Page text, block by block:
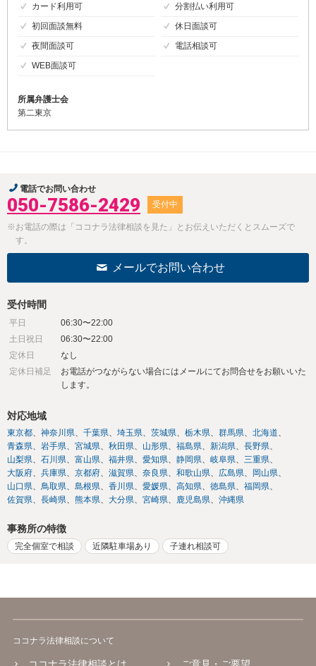
カード利用可
分割払い利用可
初回面談無料
休日面談可
夜間面談可
電話相談可
WEB面談可
所属弁護士会
第二東京
電話でお問い合わせ
050-7586-2429 受付中
※お電話の際は「ココナラ法律相談を見た」とお伝えいただくとスムーズで
す。
メールでお問い合わせ
受付時間
平日
06:30〜22:00
土日祝日
06:30〜22:00
定休日
なし
定休日補足
お電話がつながらない場合にはメールにてお問合せをお願いいた
します。
対応地域
東京都 神奈川県 千葉県 埼玉県 茨城県 栃木県 群馬県
北海道
青森県
岩手県 宮城県 秋田県 山形県 福島県 新潟県
長野県
山梨県
石川県 富山県 福井県 愛知県 静岡県 岐阜県
三重県
大阪府
兵庫県 京都府 滋賀県 奈良県 和歌山県 広島県
岡山県
山口県
鳥取県 島根県 香川県 愛媛県 高知県 徳島県
福岡県
佐賀県
長崎県 熊本県 大分県 宮崎県 鹿児島県 沖縄県
事務所の特徴
完全個室で相談 近隣駐車場あり 子連れ相談可
ココナラ法律相談について